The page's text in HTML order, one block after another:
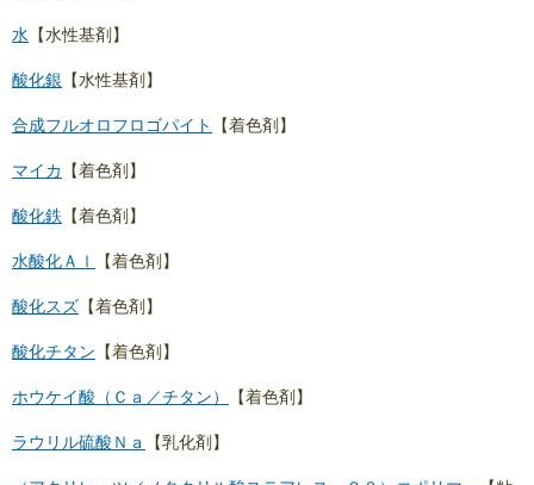
水 【水性基剤】
酸化銀 【水性基剤】
合成フルオロフロゴパイト 【着色剤】
マイカ 【着色剤】
酸化鉄 【着色剤】
水酸化Ａｌ 【着色剤】
酸化スズ 【着色剤】
酸化チタン 【着色剤】
ホウケイ酸（Ｃａ／チタン） 【着色剤】
ラウリル硫酸Ｎａ 【乳化剤】